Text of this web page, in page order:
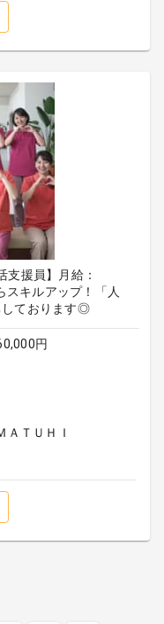
支援員】月給：
キルアップ！「人
しております◎
円
ＡＴＵＨＩ